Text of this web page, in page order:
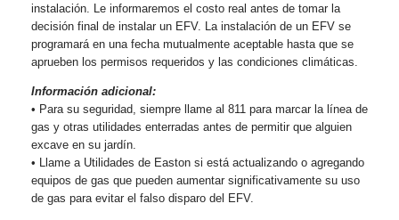
instalación. Le informaremos el costo real antes de tomar la
decisión final de instalar un EFV. La instalación de un EFV se
programará en una fecha mutualmente aceptable hasta que se
aprueben los permisos requeridos y las condiciones climáticas.
Información adicional:
• Para su seguridad, siempre llame al 811 para marcar la línea de
gas y otras utilidades enterradas antes de permitir que alguien
excave en su jardín.
• Llame a Utilidades de Easton si está actualizando o agregando
equipos de gas que pueden aumentar significativamente su uso
de gas para evitar el falso disparo del EFV.